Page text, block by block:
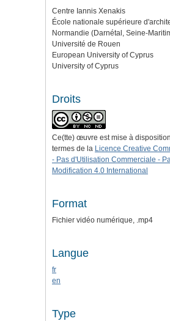
Centre Iannis Xenakis
École nationale supérieure
Normandie (Darnétal, Seine-
Université de Rouen
European University of Cyprus
University of Cyprus
Droits
Ce(tte) œuvre est mise à
termes de la Licence Creative
- Pas d'Utilisation Commerciale -
Modification 4.0 International
Format
Fichier vidéo numérique, .mp4
Langue
fr
en
Type